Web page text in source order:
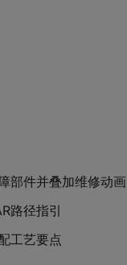
部件并叠加维修动画
路径指引
工艺要点